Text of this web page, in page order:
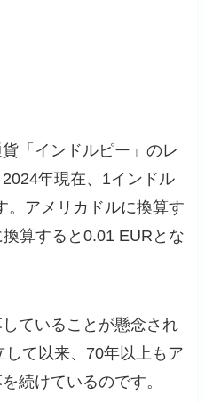
「インドルピー」のレ
年現在、1インドル
。アメリカドルに換算す
算すると0.01 EURとな
ていることが懸念され
て以来、70年以上もア
続けているのです。